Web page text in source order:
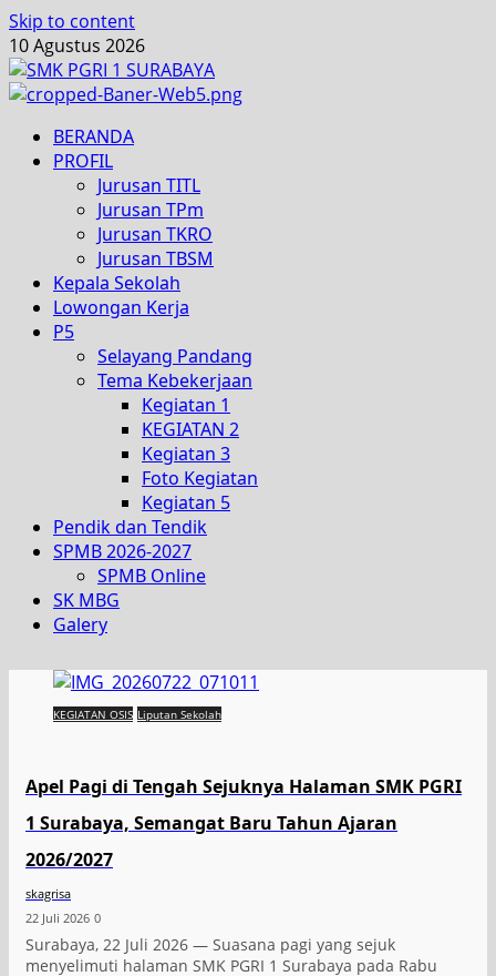
Skip to content
10 Agustus 2026
BERANDA
PROFIL
Jurusan TITL
Jurusan TPm
Jurusan TKRO
Jurusan TBSM
Kepala Sekolah
Lowongan Kerja
P5
Selayang Pandang
Tema Kebekerjaan
Kegiatan 1
KEGIATAN 2
Kegiatan 3
Foto Kegiatan
Kegiatan 5
Pendik dan Tendik
SPMB 2026-2027
SPMB Online
SK MBG
Galery
KEGIATAN OSIS Liputan Sekolah
Apel Pagi di Tengah Sejuknya Halaman SMK PGRI
1 Surabaya, Semangat Baru Tahun Ajaran
2026/2027
skagrisa
22 Juli 2026 0
Surabaya, 22 Juli 2026 — Suasana pagi yang sejuk
menyelimuti halaman SMK PGRI 1 Surabaya pada Rabu